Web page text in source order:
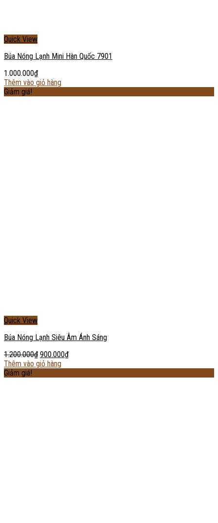
Quick View
Búa Nóng Lạnh Mini Hàn Quốc 7901
1.000.000₫
Thêm vào giỏ hàng
Giảm giá!
Quick View
Búa Nóng Lạnh Siêu Âm Ánh Sáng
1.200.000₫ 900.000₫
Thêm vào giỏ hàng
Giảm giá!